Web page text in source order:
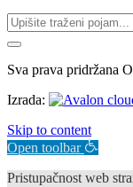
Sva prava pridržana
Izrada:
Skip to content
Open toolbar
Pristupačnost web